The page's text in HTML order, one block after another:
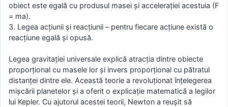
obiect este egală cu produsul masei și accelerației acestuia (F
= ma).
3. Legea acțiunii și reacțiunii – pentru fiecare acțiune există o
reacțiune egală și opusă.
Legea gravitației universale explică atracția dintre obiecte
proporțional cu masele lor și invers proporțional cu pătratul
distanței dintre ele. Această teorie a revoluționat înțelegerea
mișcării planetelor și a oferit o explicație matematică a legilor
lui Kepler. Cu ajutorul acestei teorii, Newton a reușit să